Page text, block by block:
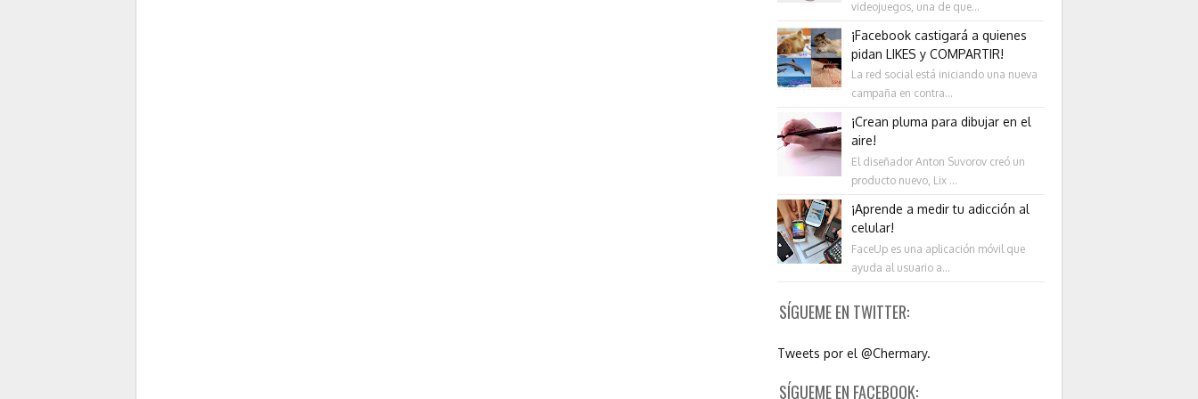
videojuegos, una de que...
¡Facebook castigará a quienes
pidan LIKES y COMPARTIR!
La red social está iniciando una nueva
campaña en contra...
¡Crean pluma para dibujar en el
aire!
El diseñador Anton Suvorov creó un
producto nuevo, Lix ...
¡Aprende a medir tu adicción al
celular!
FaceUp es una aplicación móvil que
ayuda al usuario a...
SÍGUEME EN TWITTER:
Tweets por el @Chermary.
SÍGUEME EN FACEBOOK: